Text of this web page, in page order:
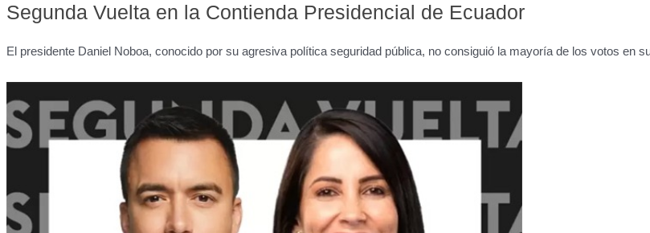
Segunda Vuelta en la Contienda Presidencial de Ecuador
El presidente Daniel Noboa, conocido por su agresiva política seguridad pública, no consiguió la mayoría de los votos en